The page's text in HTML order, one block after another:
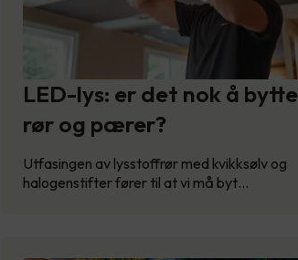
LED-lys: er det nok å bytte
rør og pærer?
Utfasingen av lysstoffrør med kvikksølv og
halogenstifter fører til at vi må byt…